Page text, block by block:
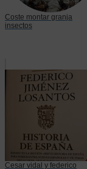
Coste montar granja
insectos
Cesar vidal y federico